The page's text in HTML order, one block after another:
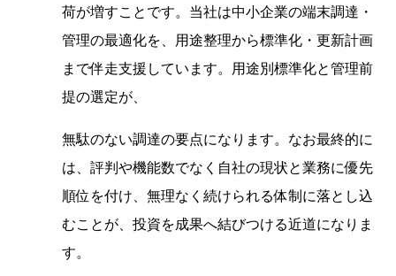
荷が増すことです。当社は中小企業の端末調達・
管理の最適化を、用途整理から標準化・更新計画
まで伴走支援しています。用途別標準化と管理前
提の選定が、
無駄のない調達の要点になります。なお最終的に
は、評判や機能数でなく自社の現状と業務に優先
順位を付け、無理なく続けられる体制に落とし込
むことが、投資を成果へ結びつける近道になりま
す。